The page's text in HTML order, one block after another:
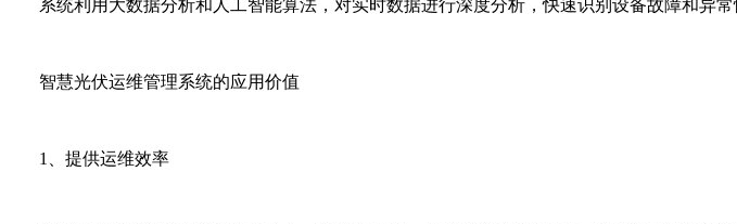
系统利用大数据分析和人工智能算法，对实时数据进行深度分析，快速识别设备故障和异常
智慧光伏运维管理系统的应用价值
1、提供运维效率